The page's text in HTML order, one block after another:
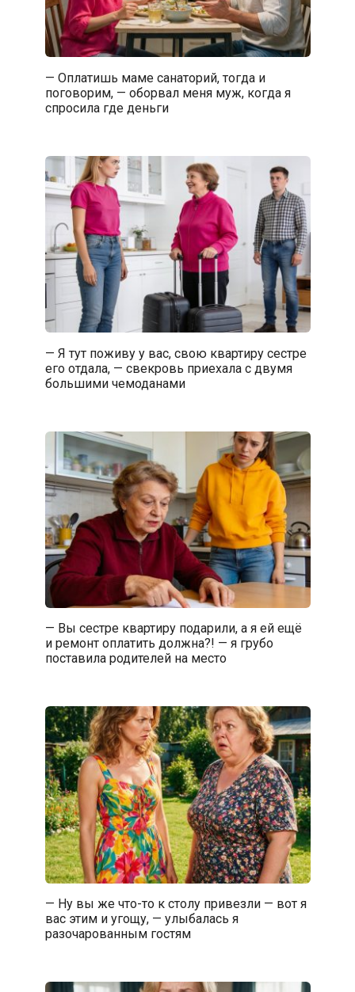
— Оплатишь маме санаторий, тогда и
поговорим, — оборвал меня муж, когда я
спросила где деньги
— Я тут поживу у вас, свою квартиру сестре
его отдала, — свекровь приехала с двумя
большими чемоданами
— Вы сестре квартиру подарили, а я ей ещё
и ремонт оплатить должна?! — я грубо
поставила родителей на место
— Ну вы же что-то к столу привезли — вот я
вас этим и угощу, — улыбалась я
разочарованным гостям